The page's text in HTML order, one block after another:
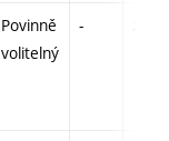
Povinně
volitelný
-